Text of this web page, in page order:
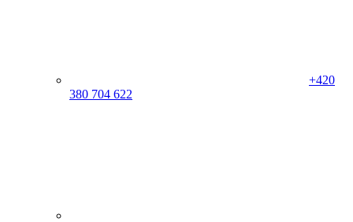
+420
380 704 622